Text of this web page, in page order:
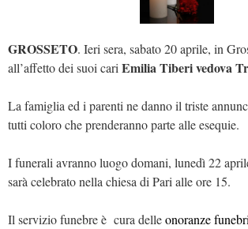
GROSSETO. Ieri sera, sabato 20 aprile, in
all’affetto dei suoi cariEmilia Tiberi vedova
La famiglia ed i parenti ne danno il triste
tutti coloro che prenderanno parte alle esequie.
I funerali avranno luogo domani, lunedì 22
sarà celebrato nella chiesa di Pari alle ore 15.
Il servizio funebre è cura delleonoranze